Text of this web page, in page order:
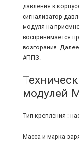
давления в
сигнализатор
модуля на
воспринимается
возгорания.
АППЗ.
модулей
Тип крепления :
Масса и марка